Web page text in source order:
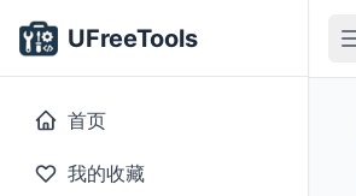
UFreeTools
首页
我的收藏